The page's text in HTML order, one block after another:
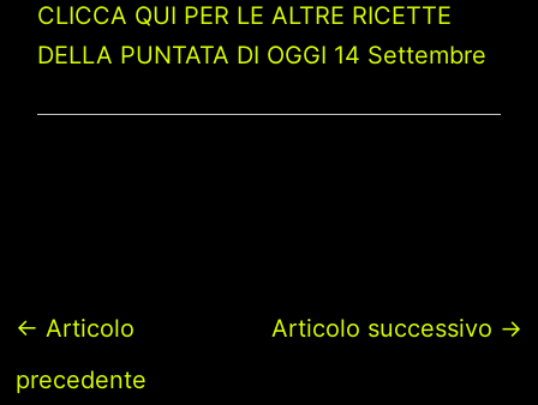
CLICCA QUI PER LE ALTRE RICETTE
DELLA PUNTATA DI OGGI 14 Settembre
← Articolo
precedente
Articolo successivo →